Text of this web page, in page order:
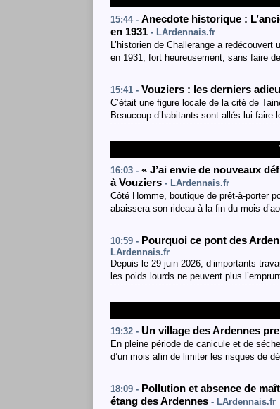
15:44 - Anecdote historique :
en 1931 - LArdennais.fr
L’historien de Challerange a
en 1931, fort heureusement, sans faire
15:41 - Vouziers : les derniers
C’était une figure locale de la cité de
Beaucoup d’habitants sont allés lui faire
16:03 - « J’ai envie de nouveaux
à Vouziers - LArdennais.fr
Côté Homme, boutique de prêt-à-porter
abaissera son rideau à la fin du mois
10:59 - Pourquoi ce pont des
LArdennais.fr
Depuis le 29 juin 2026, d’importants
les poids lourds ne peuvent plus
19:32 - Un village des Ardennes
En pleine période de canicule et de
d’un mois afin de limiter les risques de
18:09 - Pollution et absence de
étang des Ardennes - LArdennais.fr